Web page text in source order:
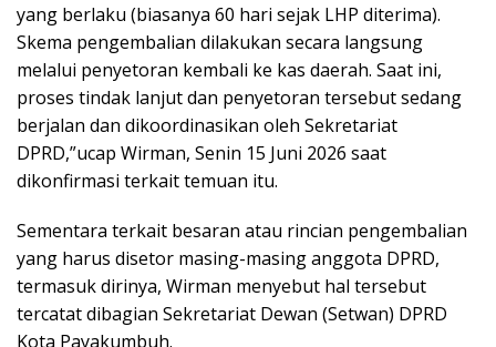
yang berlaku (biasanya 60 hari sejak LHP diterima).
Skema pengembalian dilakukan secara langsung
melalui penyetoran kembali ke kas daerah. Saat ini,
proses tindak lanjut dan penyetoran tersebut sedang
berjalan dan dikoordinasikan oleh Sekretariat
DPRD,”ucap Wirman, Senin 15 Juni 2026 saat
dikonfirmasi terkait temuan itu.
Sementara terkait besaran atau rincian pengembalian
yang harus disetor masing-masing anggota DPRD,
termasuk dirinya, Wirman menyebut hal tersebut
tercatat dibagian Sekretariat Dewan (Setwan) DPRD
Kota Payakumbuh.